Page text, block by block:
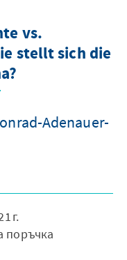
vs.
stellt sich die
Adenauer-
г.
поръчка